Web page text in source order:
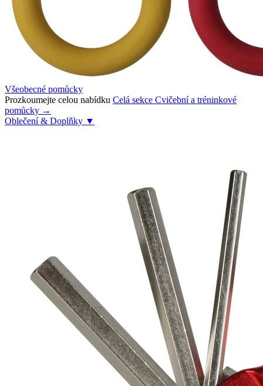
Všeobecné pomůcky
Prozkoumejte celou nabídku Celá sekce Cvičební a tréninkové
pomůcky →
Oblečení & Doplňky ▼